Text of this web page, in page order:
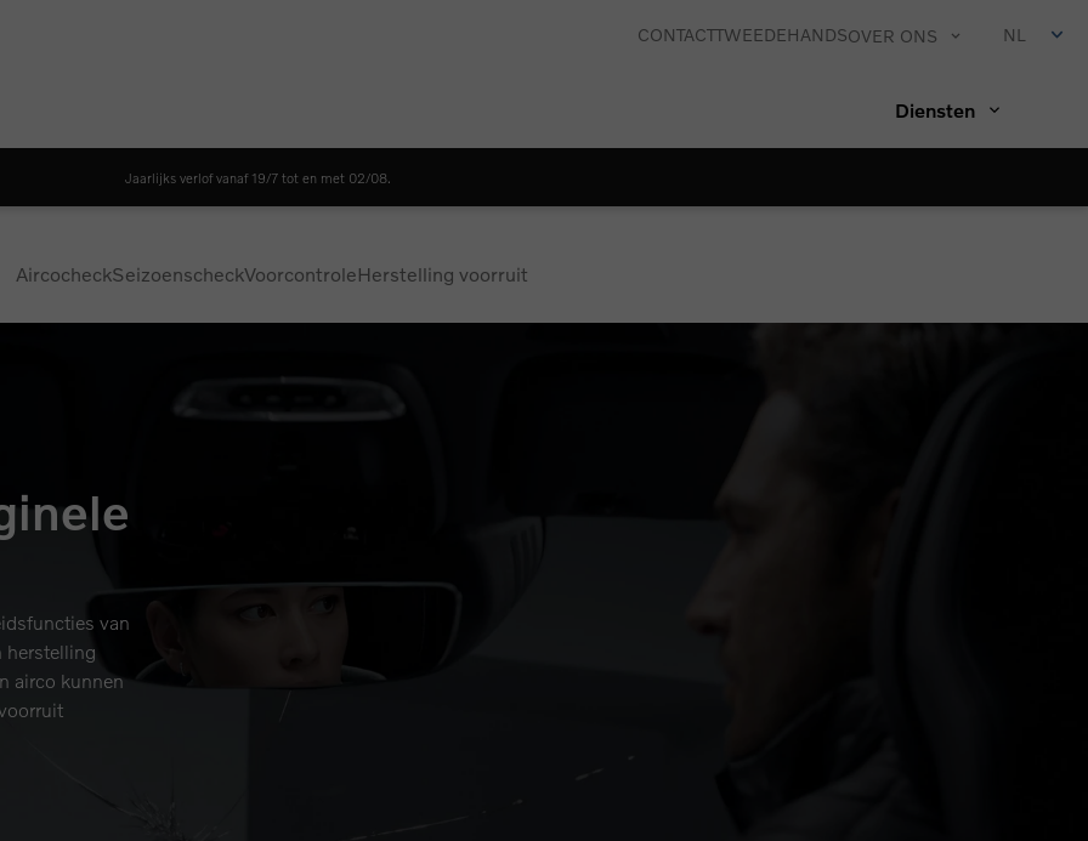
CONTACTTWEEDEHANDSOVER ONS NL
Diensten
Jaarlijks verlof vanaf 19/7 tot en met 02/08.
AircocheckSeizoenscheckVoorcontroleHerstelling voorruit
van
herstelling
airco kunnen